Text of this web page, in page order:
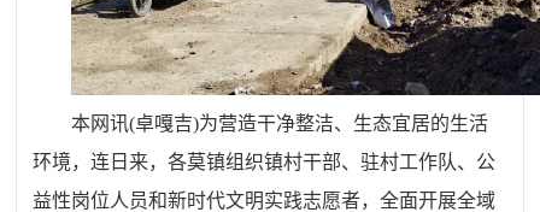
本网讯(卓嘎吉)为营造干净整洁、生态宜居的生活
环境，连日来，各莫镇组织镇村干部、驻村工作队、公
益性岗位人员和新时代文明实践志愿者，全面开展全域